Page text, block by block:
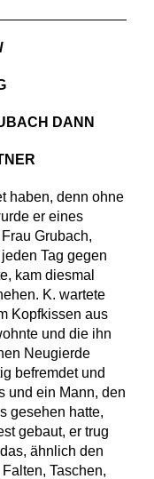
DANN
haben, denn ohne
er eines
Grubach,
Tag gegen
kam diesmal
K. wartete
Kopfkissen aus
und die ihn
Neugierde
befremdet und
und ein Mann, den
gesehen hatte,
gebaut, er trug
ähnlich den
Taschen,